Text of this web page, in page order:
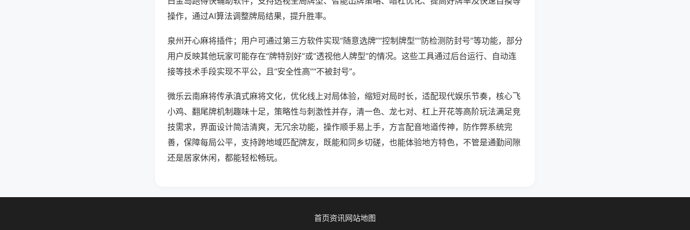
操作，通过AI算法调整牌局结果，提升胜率。
泉州开心麻将插件；用户可通过第三方软件实现“随意选牌”“控制牌型”“防检测防封号”等功能，部分
用户反映其他玩家可能存在“牌特别好”或“透视他人牌型”的情况。这些工具通过后台运行、自动连
接等技术手段实现不平公，且“安全性高”“不被封号”。
微乐云南麻将传承滇式麻将文化，优化线上对局体验，缩短对局时长，适配现代娱乐节奏，核心飞
小鸡、翻尾牌机制趣味十足，策略性与刺激性并存，清一色、龙七对、杠上开花等高阶玩法满足竞
技需求，界面设计简洁清爽，无冗余功能，操作顺手易上手，方言配音地道传神，防作弊系统完
善，保障每局公平，支持跨地域匹配牌友，既能和同乡切磋，也能体验地方特色，不管是通勤间隙
还是居家休闲，都能轻松畅玩。
首页资讯网站地图